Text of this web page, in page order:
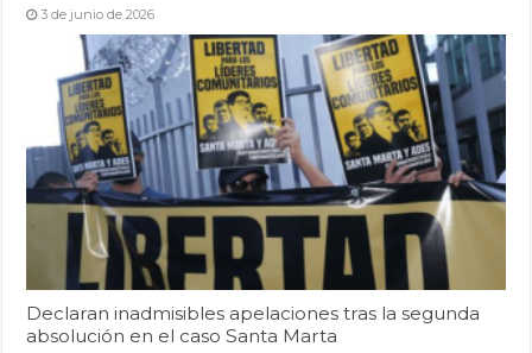
3 de junio de 2026
Declaran inadmisibles apelaciones tras la segunda
absolución en el caso Santa Marta